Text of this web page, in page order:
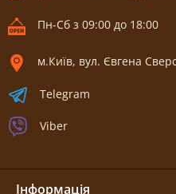
Пн-Сб з 09:00 до 18:00
м.Київ, вул. Євгена
Telegram
Viber
Інформація